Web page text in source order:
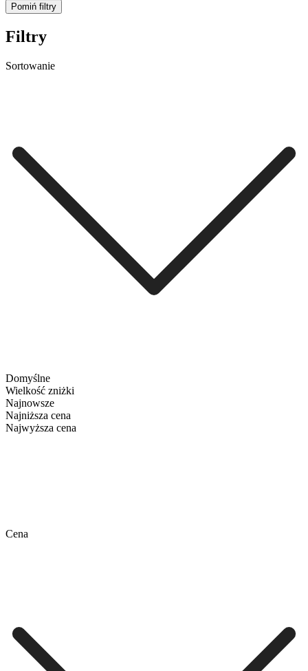
Pomiń filtry
Filtry
Sortowanie
Domyślne
Wielkość zniżki
Najnowsze
Najniższa cena
Najwyższa cena
Cena